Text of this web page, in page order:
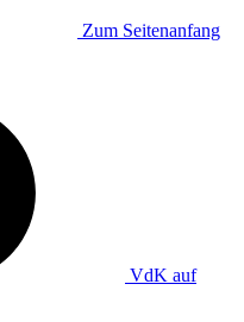
Zum Seitenanfang
VdK auf